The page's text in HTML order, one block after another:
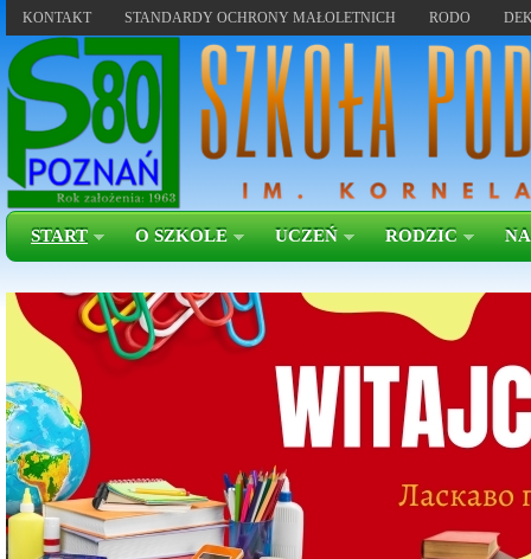
KONTAKT STANDARDY OCHRONY MAŁOLETNICH RODO
START O SZKOLE UCZEŃ RODZIC